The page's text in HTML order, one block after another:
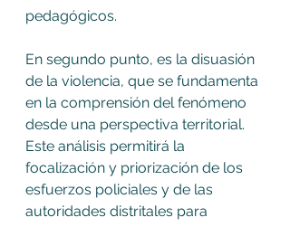
pedagógicos.
En segundo punto, es la disuasión
de la violencia, que se fundamenta
en la comprensión del fenómeno
desde una perspectiva territorial.
Este análisis permitirá la
focalización y priorización de los
esfuerzos policiales y de las
autoridades distritales para